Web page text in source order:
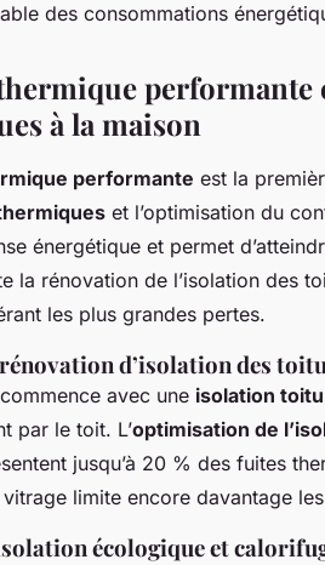
des consommations
performante
à la maison
performante est la
et l’optimisation du
énergétique et permet
la rénovation de l’isolation des
les plus grandes pertes.
d’isolation des
avec une isolation
par le toit. L’optimisation de
jusqu’à 20 % des fuites
limite encore davantage
écologique et